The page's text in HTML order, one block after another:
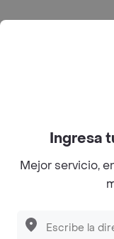
Bogotá D.C.
Ingresa
Mejor servicio,